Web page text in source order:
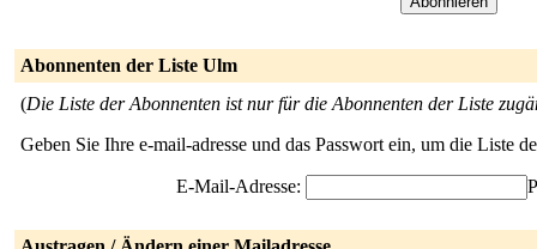
Abonnenten der Liste Ulm
(Die Liste der Abonnenten ist nur für die Abonnenten der Liste
Geben Sie Ihre e-mail-adresse und das Passwort ein, um die Liste
E-Mail-Adresse: